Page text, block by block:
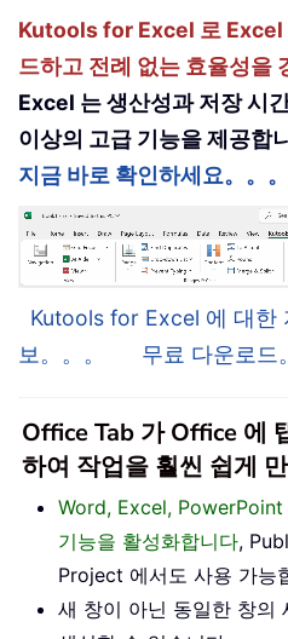
Kutools for Excel 로 Excel
드하고 전례 없는 효율성을
Excel 는 생산성과 저장 시
이상의 고급 기능을 제공합
지금 바로 확인하세요。。。
Kutools for Excel 에 대한
보。。。
무료 다운로드
Office Tab 가 Office 에
하여 작업을 훨씬 쉽게
Word, Excel, PowerPoint
기능을 활성화합니다,
Project 에서도 사용 가능
새 창이 아닌 동일한 창의